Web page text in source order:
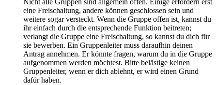
Nicht alle Gruppen sind allgemein offen. Einige erfordern erst
eine Freischaltung, andere können geschlossen sein und
weitere sogar versteckt. Wenn die Gruppe offen ist, kannst du
ihr einfach durch die entsprechende Funktion beitreten;
verlangt die Gruppe eine Freischaltung, so kannst du dich für
sie bewerben. Ein Gruppenleiter muss daraufhin deinen
Antrag annehmen. Er könnte fragen, warum du in die Gruppe
aufgenommen werden möchtest. Bitte belästige keinen
Gruppenleiter, wenn er dich ablehnt, er wird einen Grund
dafür haben.